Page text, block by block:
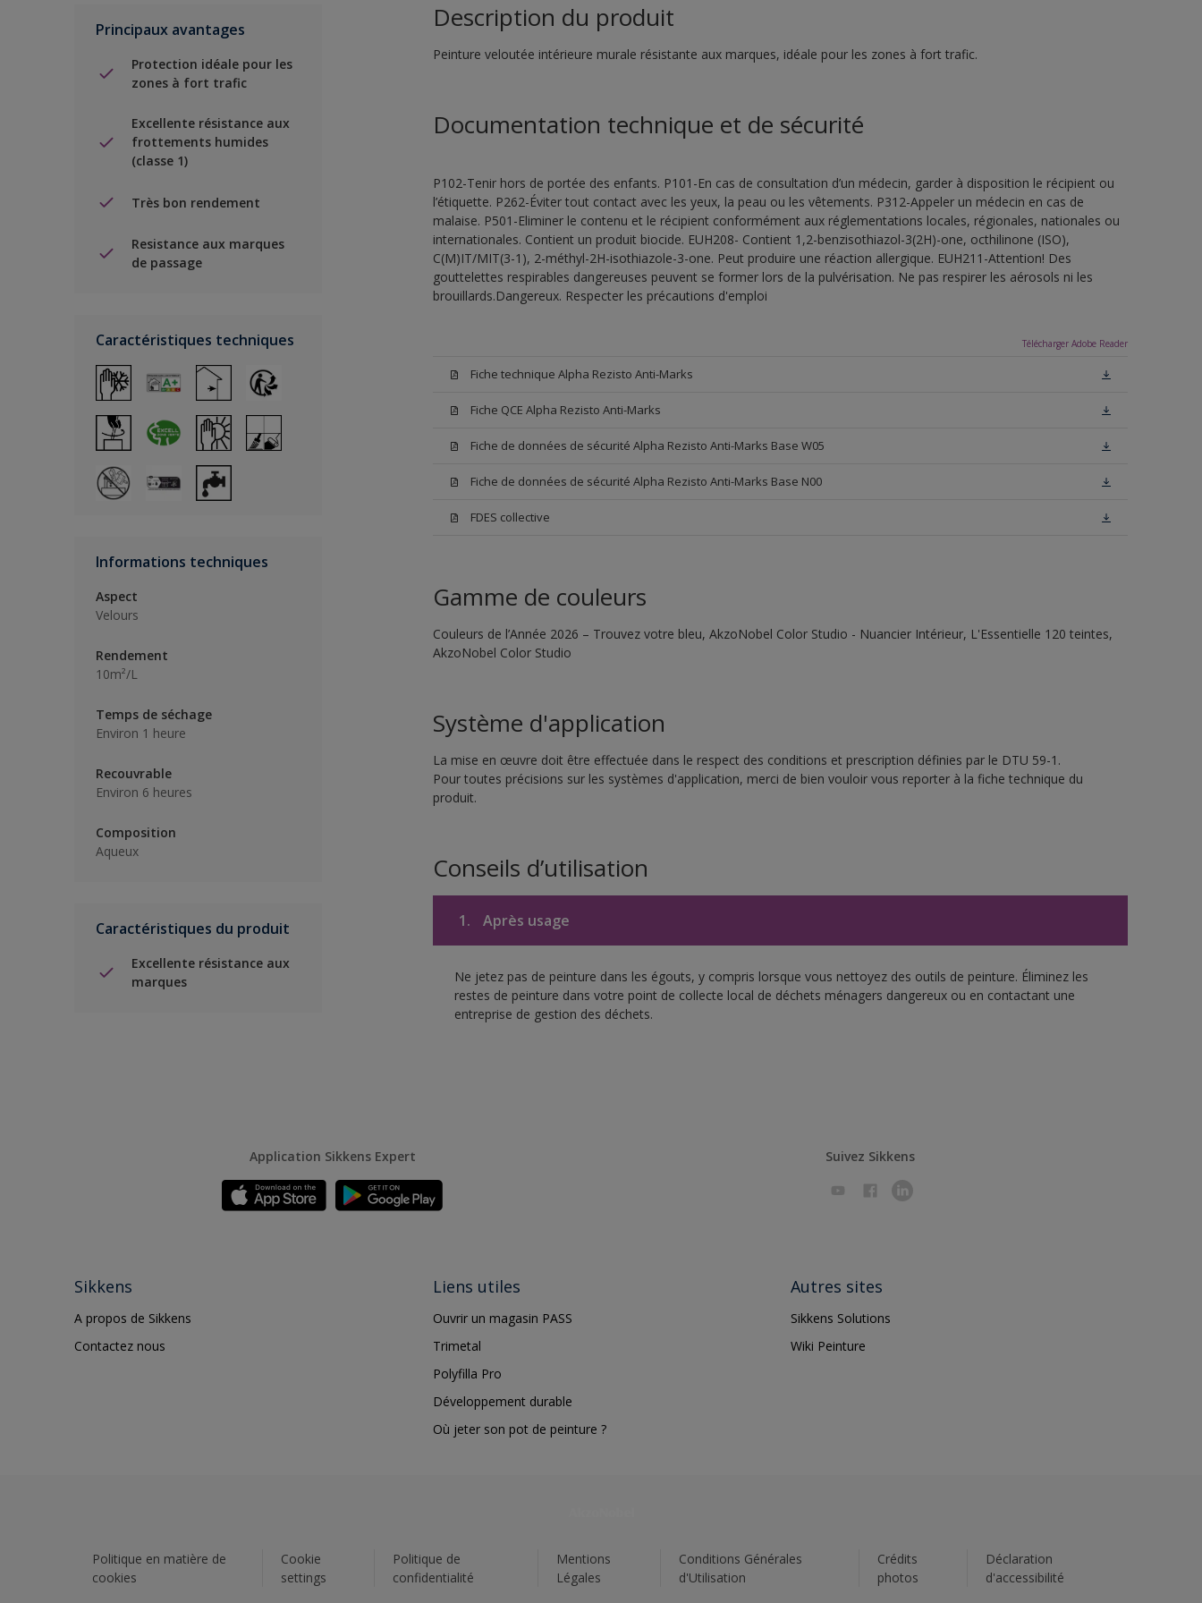
Principaux avantages
Protection idéale pour les
zones à fort trafic
Excellente résistance aux
frottements humides
(classe 1)
Très bon rendement
Resistance aux marques
de passage
Caractéristiques techniques
Informations techniques
Aspect
Velours
Rendement
10m²/L
Temps de séchage
Environ 1 heure
Recouvrable
Environ 6 heures
Composition
Aqueux
Caractéristiques du produit
Excellente résistance aux
marques
Description du produit
Peinture veloutée intérieure murale résistante aux marques, idéale pour les zones à fort trafic.
Documentation technique et de sécurité
P102-Tenir hors de portée des enfants. P101-En cas de consultation d’un médecin, garder à disposition le récipient ou
l’étiquette. P262-Éviter tout contact avec les yeux, la peau ou les vêtements. P312-Appeler un médecin en cas de
malaise. P501-Eliminer le contenu et le récipient conformément aux réglementations locales, régionales, nationales ou
internationales. Contient un produit biocide. EUH208- Contient 1,2-benzisothiazol-3(2H)-one, octhilinone (ISO),
C(M)IT/MIT(3-1), 2-méthyl-2H-isothiazole-3-one. Peut produire une réaction allergique. EUH211-Attention! Des
gouttelettes respirables dangereuses peuvent se former lors de la pulvérisation. Ne pas respirer les aérosols ni les
brouillards.Dangereux. Respecter les précautions d'emploi
Télécharger Adobe Reader
Fiche technique Alpha Rezisto Anti-Marks
Fiche QCE Alpha Rezisto Anti-Marks
Fiche de données de sécurité Alpha Rezisto Anti-Marks Base W05
Fiche de données de sécurité Alpha Rezisto Anti-Marks Base N00
FDES collective
Gamme de couleurs
Couleurs de l’Année 2026 – Trouvez votre bleu, AkzoNobel Color Studio - Nuancier Intérieur, L'Essentielle 120 teintes,
AkzoNobel Color Studio
Système d'application
La mise en œuvre doit être effectuée dans le respect des conditions et prescription définies par le DTU 59-1.
Pour toutes précisions sur les systèmes d'application, merci de bien vouloir vous reporter à la fiche technique du
produit.
Conseils d’utilisation
1. Après usage
Ne jetez pas de peinture dans les égouts, y compris lorsque vous nettoyez des outils de peinture. Éliminez les
restes de peinture dans votre point de collecte local de déchets ménagers dangereux ou en contactant une
entreprise de gestion des déchets.
Application Sikkens Expert Suivez Sikkens
Sikkens
A propos de Sikkens
Contactez nous
Liens utiles
Ouvrir un magasin PASS
Trimetal
Polyfilla Pro
Développement durable
Où jeter son pot de peinture ?
Autres sites
Sikkens Solutions
Wiki Peinture
Politique en matière de
cookies
Cookie
settings
Politique de
confidentialité
Mentions
Légales
Conditions Générales
d'Utilisation
Crédits
photos
Déclaration
d'accessibilité